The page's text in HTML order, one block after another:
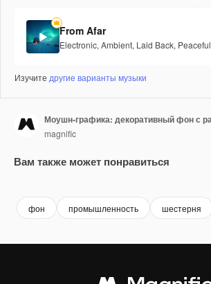
From Afar
Electronic, Ambient, Laid Back, Peaceful
Изучите другие варианты музыки
magnific
Вам также может понравиться
фон промышленность шестерня